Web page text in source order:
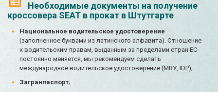
Необходимые документы на получение
кроссовера SEAT в прокат в Штутгарте
Национальное водительское удостоверение
(заполненное буквами из латинского алфавита). Отношение
к водительским правам, выданным за пределами стран ЕС
постоянно меняется, мы рекомендуем сделать
международное водительское удостоверение (МВУ, IDP);
Загранпаспорт;